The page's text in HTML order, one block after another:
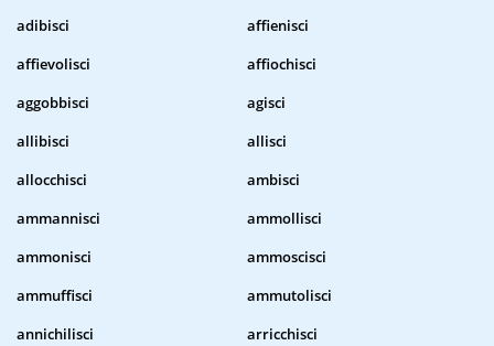
adibisci
affienisci
affievolisci
affiochisci
aggobbisci
agisci
allibisci
allisci
allocchisci
ambisci
ammannisci
ammollisci
ammonisci
ammoscisci
ammuffisci
ammutolisci
annichilisci
arricchisci